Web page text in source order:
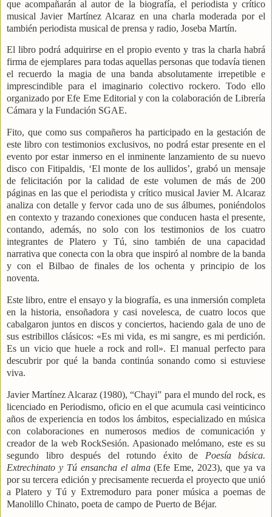
que acompañarán al autor de la biografía, el periodista y crítico
musical Javier Martínez Alcaraz en una charla moderada por el
también periodista musical de prensa y radio, Joseba Martín.
El libro podrá adquirirse en el propio evento y tras la charla habrá
firma de ejemplares para todas aquellas personas que todavía tienen
el recuerdo la magia de una banda absolutamente irrepetible e
imprescindible para el imaginario colectivo rockero. Todo ello
organizado por Efe Eme Editorial y con la colaboración de Librería
Cámara y la Fundación SGAE.
Fito, que como sus compañeros ha participado en la gestación de
este libro con testimonios exclusivos, no podrá estar presente en el
evento por estar inmerso en el inminente lanzamiento de su nuevo
disco con Fitipaldis, ‘El monte de los aullidos’, grabó un mensaje
de felicitación por la calidad de este volumen de más de 200
páginas en las que el periodista y crítico musical Javier M. Alcaraz
analiza con detalle y fervor cada uno de sus álbumes, poniéndolos
en contexto y trazando conexiones que conducen hasta el presente,
contando, además, no solo con los testimonios de los cuatro
integrantes de Platero y Tú, sino también de una capacidad
narrativa que conecta con la obra que inspiró al nombre de la banda
y con el Bilbao de finales de los ochenta y principio de los
noventa.
Este libro, entre el ensayo y la biografía, es una inmersión completa
en la historia, ensoñadora y casi novelesca, de cuatro locos que
cabalgaron juntos en discos y conciertos, haciendo gala de uno de
sus estribillos clásicos: «Es mi vida, es mi sangre, es mi perdición.
Es un vicio que huele a rock and roll». El manual perfecto para
descubrir por qué la banda continúa sonando como si estuviese
viva.
Javier Martínez Alcaraz (1980), “Chayi” para el mundo del rock, es
licenciado en Periodismo, oficio en el que acumula casi veinticinco
años de experiencia en todos los ámbitos, especializado en música
con colaboraciones en numerosos medios de comunicación y
creador de la web RockSesión. Apasionado melómano, este es su
segundo libro después del rotundo éxito de Poesía básica.
Extrechinato y Tú ensancha el alma(Efe Eme, 2023), que ya va
por su tercera edición y precisamente recuerda el proyecto que unió
a Platero y Tú y Extremoduro para poner música a poemas de
Manolillo Chinato, poeta de campo de Puerto de Béjar.